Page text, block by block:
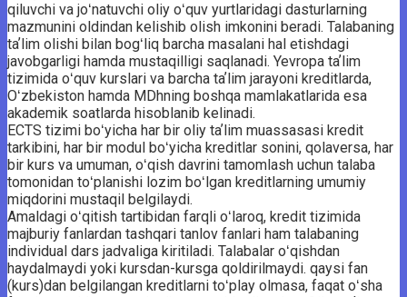
qiluvchi va joʻnatuvchi oliy oʻquv yurtlaridagi dasturlarning
mazmunini oldindan kelishib olish imkonini beradi. Talabaning
taʼlim olishi bilan bogʻliq barcha masalani hal etishdagi
javobgarligi hamda mustaqilligi saqlanadi. Yevropa taʼlim
tizimida oʻquv kurslari va barcha taʼlim jarayoni kreditlarda,
Oʻzbekiston hamda MDhning boshqa mamlakatlarida esa
akademik soatlarda hisoblanib kelinadi.
ECTS tizimi boʻyicha har bir oliy taʼlim muassasasi kredit
tarkibini, har bir modul boʻyicha kreditlar sonini, qolaversa, har
bir kurs va umuman, oʻqish davrini tamomlash uchun talaba
tomonidan toʻplanishi lozim boʻlgan kreditlarning umumiy
miqdorini mustaqil belgilaydi.
Amaldagi oʻqitish tartibidan farqli oʻlaroq, kredit tizimida
majburiy fanlardan tashqari tanlov fanlari ham talabaning
individual dars jadvaliga kiritiladi. Talabalar oʻqishdan
haydalmaydi yoki kursdan-kursga qoldirilmaydi. qaysi fan
(kurs)dan belgilangan kreditlarni toʻplay olmasa, faqat oʻsha